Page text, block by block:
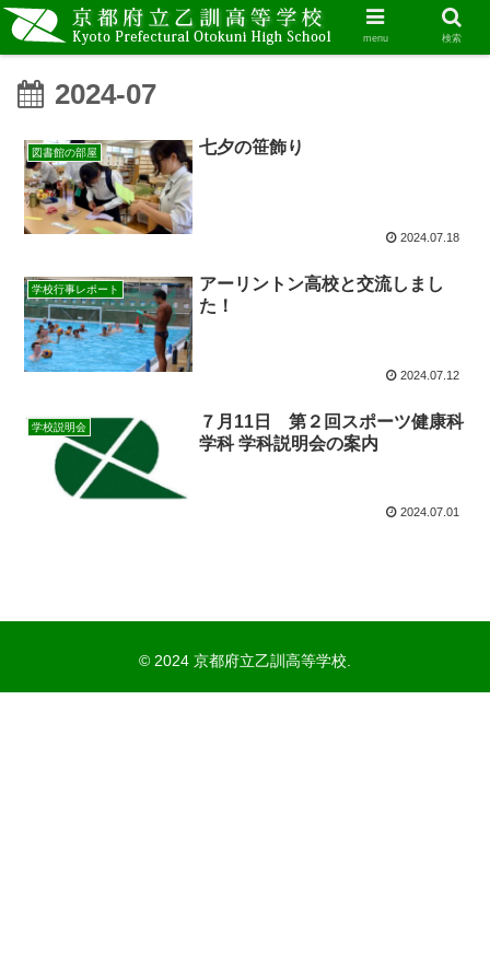
2024-07
図書館の部屋 七夕の笹飾り
2024.07.18
学校行事レポート
アーリントン高校と交流しまし
た！
2024.07.12
学校説明会
７月11日 第２回スポーツ健康科
学科 学科説明会の案内
2024.07.01
© 2024 京都府立乙訓高等学校.
menu 検索